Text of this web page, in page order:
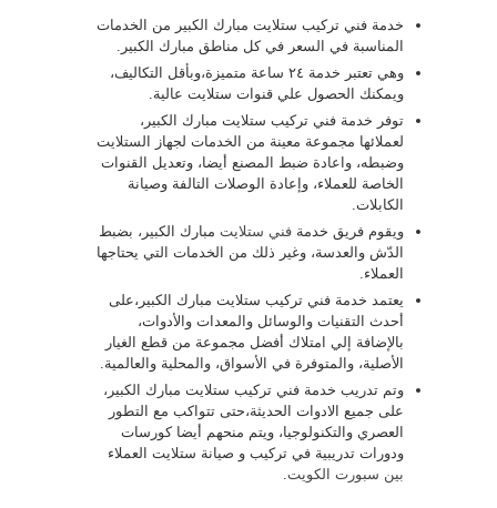
خدمة فني تركيب ستلايت مبارك الكبير من الخدمات
المناسبة في السعر في كل مناطق مبارك الكبير.
وهي تعتبر خدمة ٢٤ ساعة متميزة،وبأقل التكاليف،
ويمكنك الحصول علي قنوات ستلايت عالية.
توفر خدمة فني تركيب ستلايت مبارك الكبير،
لعملائها مجموعة معينة من الخدمات لجهاز الستلايت
وضبطه، واعادة ضبط المصنع أيضا، وتعديل القنوات
الخاصة للعملاء، وإعادة الوصلات التالفة وصيانة
الكابلات.
ويقوم فريق خدمة فني ستلايت مبارك الكبير، بضبط
الدّش والعدسة، وغير ذلك من الخدمات التي يحتاجها
العملاء.
يعتمد خدمة فني تركيب ستلايت مبارك الكبير،على
أحدث التقنيات والوسائل والمعدات والأدوات،
بالإضافة إلي امتلاك أفضل مجموعة من قطع الغيار
الأصلية، والمتوفرة في الأسواق، والمحلية والعالمية.
وتم تدريب خدمة فني تركيب ستلايت مبارك الكبير،
على جميع الادوات الحديثة،حتى تتواكب مع التطور
العصري والتكنولوجيا، ويتم منحهم أيضا كورسات
ودورات تدريبية في تركيب و صيانة ستلايت العملاء
بين سبورت الكويت